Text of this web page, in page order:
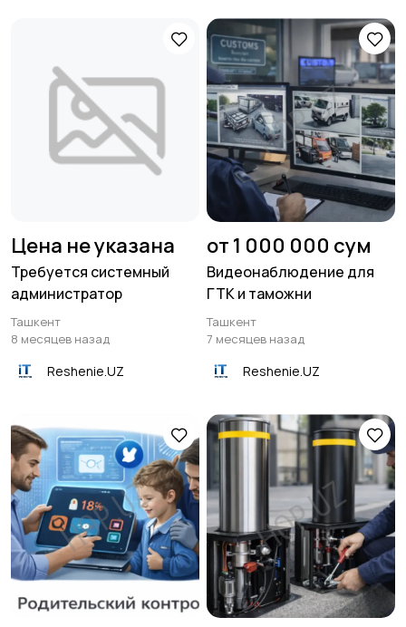
Цена не указана
Требуется системный
администратор
Ташкент
8 месяцев назад
Reshenie.UZ
от 1 000 000 сум
Видеонаблюдение для
ГТК и таможни
Ташкент
7 месяцев назад
Reshenie.UZ